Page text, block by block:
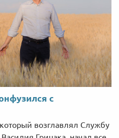
с
возглавлял Службу